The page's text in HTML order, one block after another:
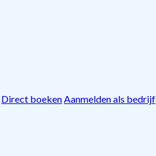
Direct boekenAanmelden als bedrijf